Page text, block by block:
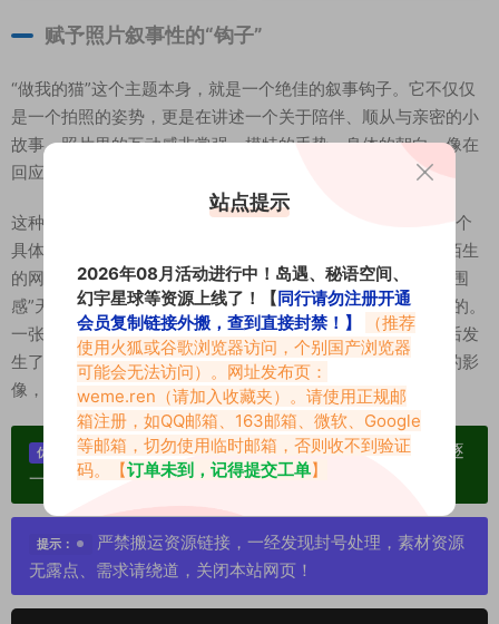
赋予照片叙事性的“钩子”
“做我的猫”这个主题本身，就是一个绝佳的叙事钩子。它不仅仅
是一个拍照的姿势，更是在讲述一个关于陪伴、顺从与亲密的小
故事。照片里的互动感非常强，模特的手势、身体的朝向，像在
回应着镜头外的某个人。
这种互动感打破了“看照片”和“被看”的界限，把观众拉进了一个
具体的情境里。当你看这组照片时，你感觉不到是在看一个陌生
的网红，而是在窥视一段私密的度假时光。这就是所谓的“氛围
感”天花板——不是靠滤镜堆砌出来的，而是靠故事感撑起来的。
一张好的照片，应该像电影的一帧截屏，让人忍不住去想前后发
生了什么。这组美图之所以爆火，就是因为它成功地把静态的影
像，变成了一种动态的情绪流动。
优势：
单个博主作品统一整合分享、素材高度去重复、逐
一归档方便收藏！
提示：
严禁搬运资源链接，一经发现封号处理，素材资源
无露点、需求请绕道，关闭本站网页！
站点提示
2026年08月活动进行中！岛遇、秘语空间、
幻宇星球等资源上线了！【同行请勿注册开通
会员复制链接外搬，查到直接封禁！】
（推荐
使用火狐或谷歌浏览器访问，个别国产浏览器
可能会无法访问）。网址发布页：
weme.ren （请加入收藏夹）。请使用正规邮
箱注册，如QQ邮箱、163邮箱、微软、Google
等邮箱，切勿使用临时邮箱，否则收不到验证
码。【订单未到，记得提交工单】